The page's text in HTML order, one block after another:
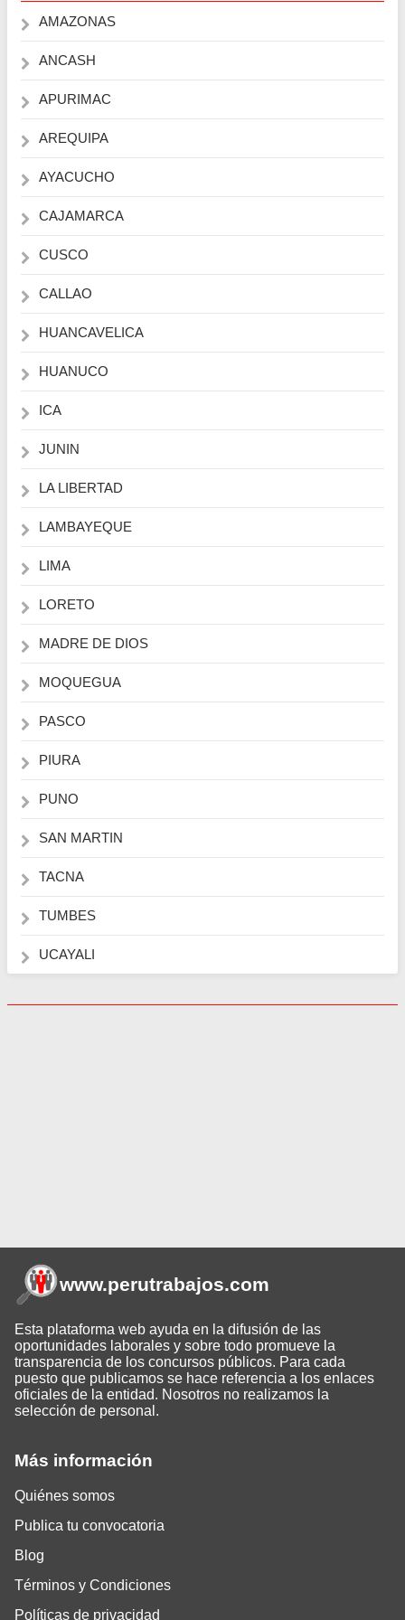
AMAZONAS
ANCASH
APURIMAC
AREQUIPA
AYACUCHO
CAJAMARCA
CUSCO
CALLAO
HUANCAVELICA
HUANUCO
ICA
JUNIN
LA LIBERTAD
LAMBAYEQUE
LIMA
LORETO
MADRE DE DIOS
MOQUEGUA
PASCO
PIURA
PUNO
SAN MARTIN
TACNA
TUMBES
UCAYALI
Más información
Quiénes somos
Publica tu convocatoria
Blog
Términos y Condiciones
Políticas de privacidad
www.perutrabajos.com
Esta plataforma web ayuda en la difusión de las
oportunidades laborales y sobre todo promueve la
transparencia de los concursos públicos. Para cada
puesto que publicamos se hace referencia a los enlaces
oficiales de la entidad. Nosotros no realizamos la
selección de personal.